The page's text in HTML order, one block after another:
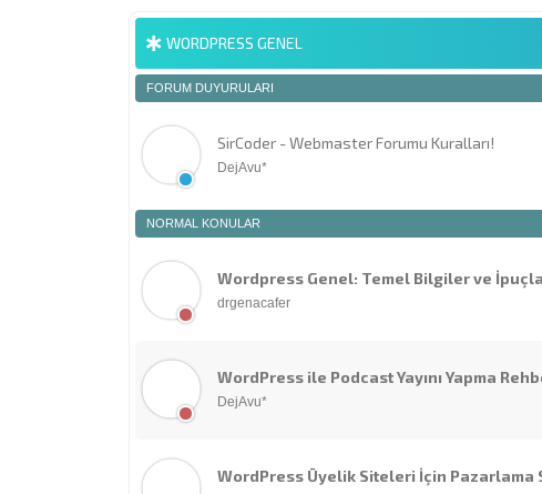
WORDPRESS GENEL
FORUM DUYURULARI
SirCoder - Webmaster Forumu Kuralları!
DejAvu*
NORMAL KONULAR
Wordpress Genel: Temel Bilgiler ve
drgenacafer
WordPress ile Podcast Yayını Yapma
DejAvu*
WordPress Üyelik Siteleri İçin Pazarlama